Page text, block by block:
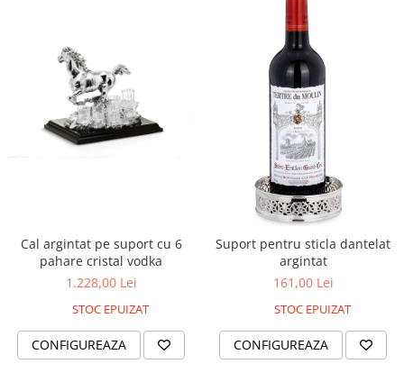
Cal argintat pe suport cu 6
pahare cristal vodka
1.228,00 Lei
STOC EPUIZAT
CONFIGUREAZA
Suport pentru sticla dantelat
argintat
161,00 Lei
STOC EPUIZAT
CONFIGUREAZA